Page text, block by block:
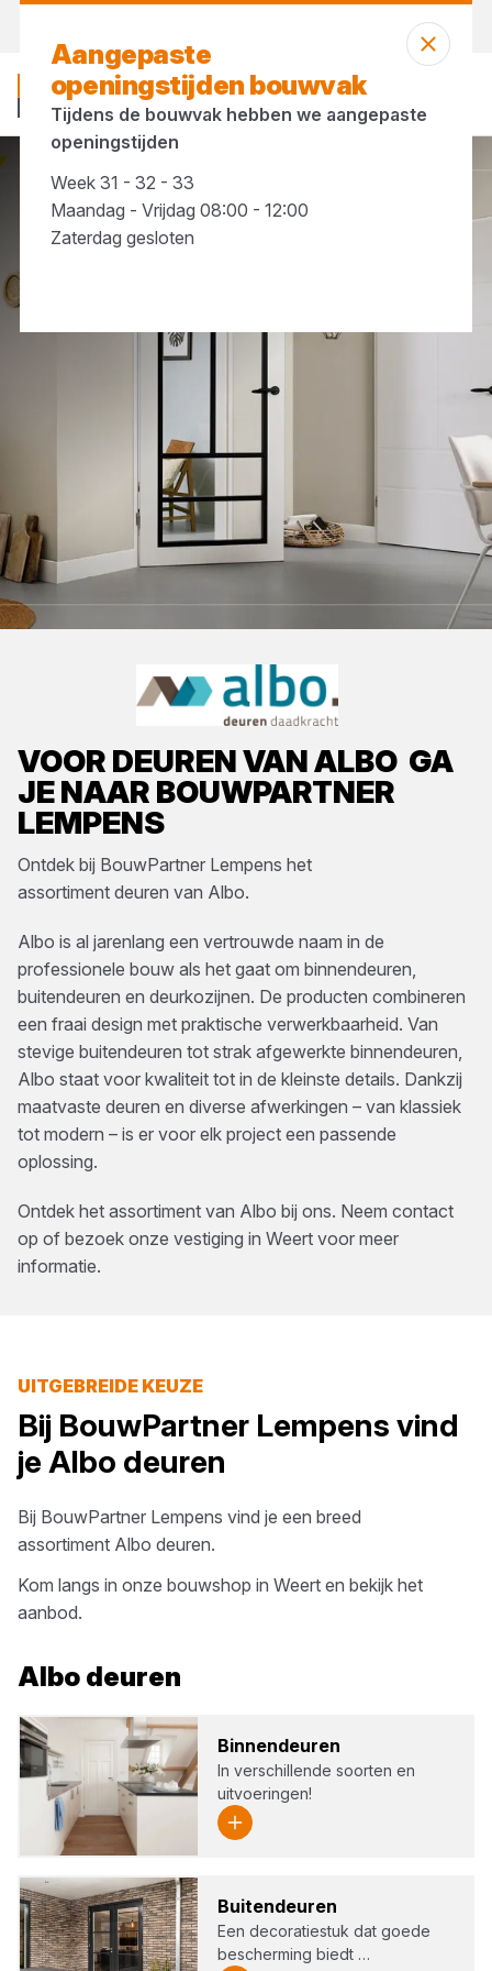
VOOR DEURENVANALBO GA
JE NAAR BOUWPARTNER
LEMPENS
Ontdek bij BouwPartner Lempens het
assortiment deuren van Albo.
Albo is al jarenlang een vertrouwde naam in de
professionele bouw als het gaat om binnendeuren,
buitendeuren en deurkozijnen. De producten combineren
een fraai design met praktische verwerkbaarheid. Van
stevige buitendeuren tot strak afgewerkte binnendeuren,
Albo staat voor kwaliteit tot in de kleinste details. Dankzij
maatvaste deuren en diverse afwerkingen – van klassiek
tot modern – is er voor elk project een passende
oplossing.
Ontdek het assortiment van Albo bij ons. Neem contact
op of bezoek onze vestiging in Weert voor meer
informatie.
Merken Albo
UITGEBREIDE KEUZE
Bij BouwPartner Lempens vind
je Albo deuren
Bij BouwPartner Lempens vind je een breed
assortiment Albo deuren.
Kom langs in onze bouwshop in Weert en bekijk het
aanbod.
Albo deuren
Bin­nen­deu­ren
In verschillende soorten en
uitvoeringen!
Bui­ten­deu­ren
Een decoratiestuk dat goede
bescherming biedt …
Aangepaste
openingstijden bouwvak
Tijdens de bouwvak hebben we aangepaste
openingstijden
Week 31 - 32 - 33
Maandag - Vrijdag 08:00 - 12:00
Zaterdag gesloten